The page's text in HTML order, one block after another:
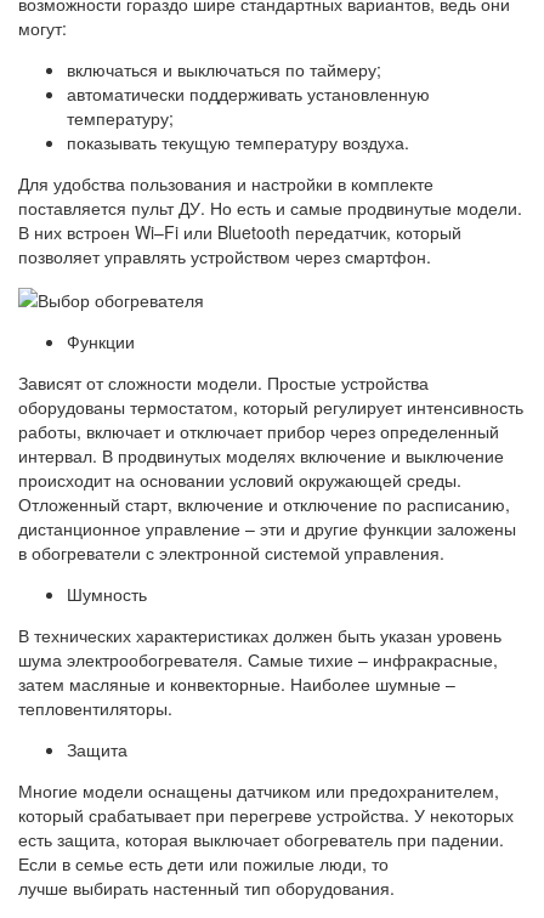
могут:
включаться и выключаться по таймеру;
автоматически поддерживать установленную
температуру;
показывать текущую температуру воздуха.
Для удобства пользования и настройки в комплекте
поставляется пульт ДУ. Но есть и самые продвинутые модели.
В них встроен Wi–Fi или Bluetooth передатчик, который
позволяет управлять устройством через смартфон.
Функции
Зависят от сложности модели. Простые устройства
оборудованы термостатом, который регулирует интенсивность
работы, включает и отключает прибор через определенный
интервал. В продвинутых моделях включение и выключение
происходит на основании условий окружающей среды.
Отложенный старт, включение и отключение по расписанию,
дистанционное управление – эти и другие функции заложены
в обогреватели с электронной системой управления.
Шумность
В технических характеристиках должен быть указан уровень
шума электрообогревателя. Самые тихие – инфракрасные,
затем масляные и конвекторные. Наиболее шумные –
тепловентиляторы.
Защита
Многие модели оснащены датчиком или предохранителем,
который срабатывает при перегреве устройства. У некоторых
есть защита, которая выключает обогреватель при падении.
Если в семье есть дети или пожилые люди, то
лучше выбирать настенный тип оборудования.